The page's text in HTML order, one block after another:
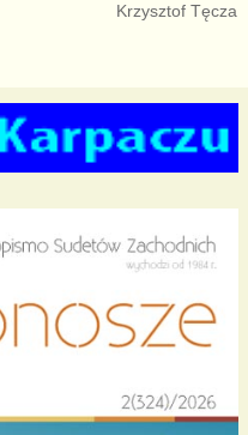
Krzysztof Tęcza